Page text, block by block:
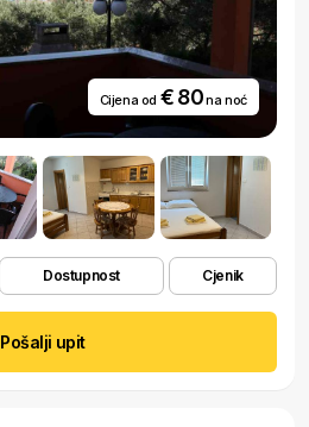
Cijena od € 80na noć
Dostupnost Cjenik
Pošalji upit